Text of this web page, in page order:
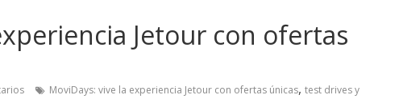
Jetour con ofertas
MoviDays: vive la experiencia Jetour con ofertas únicas, test drives y